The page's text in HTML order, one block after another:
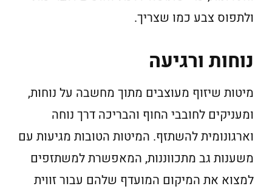
ולתפוס צבע כמו שצריך.
נוחות ורגיעה
מיטות שיזוף מעוצבים מתוך מחשבה על נוחות,
ומעניקים לחובבי החוף והבריכה דרך נוחה
וארגונומית להשתזף. המיטות הטובות מגיעות עם
משענות גב מתכווננות, המאפשרת למשתזפים
למצוא את המיקום המועדף שלהם עבור זווית